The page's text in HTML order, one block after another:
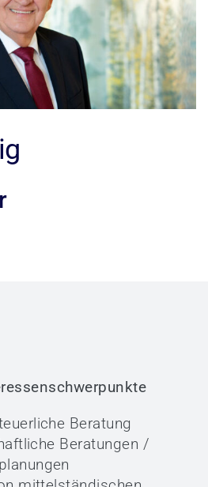
Beratung
Beratungen /